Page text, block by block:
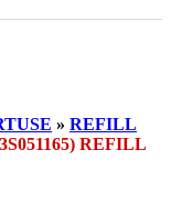
» REFILL
REFILL